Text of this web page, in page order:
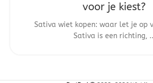
voor je kiest?
Sativa wiet kopen: waar let je op
Sativa is een richting,